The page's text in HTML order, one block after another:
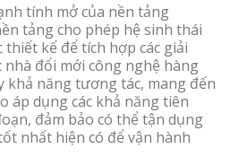
tính mở của nền tảng
tảng cho phép hệ sinh thái
kế để tích hợp các giải
nhà đổi mới công nghệ hàng
khả năng tương tác, mang đến
áp dụng các khả năng tiên
đảm bảo có thể tận dụng
nhất hiện có để vận hành